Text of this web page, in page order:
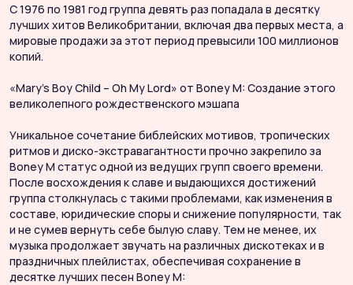
С 1976 по 1981 год группа девять раз попадала в десятку
лучших хитов Великобритании, включая два первых места, а
мировые продажи за этот период превысили 100 миллионов
копий.
«Mary’s Boy Child – Oh My Lord» от Boney M: Создание этого
великолепного рождественского мэшапа
Уникальное сочетание библейских мотивов, тропических
ритмов и диско-экстравагантности прочно закрепило за
Boney M статус одной из ведущих групп своего времени.
После восхождения к славе и выдающихся достижений
группа столкнулась с такими проблемами, как изменения в
составе, юридические споры и снижение популярности, так
и не сумев вернуть себе былую славу. Тем не менее, их
музыка продолжает звучать на различных дискотеках и в
праздничных плейлистах, обеспечивая сохранение в
десятке лучших песен Boney M: